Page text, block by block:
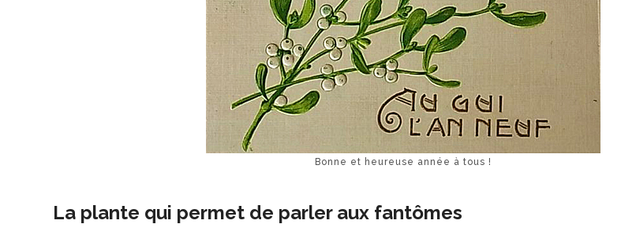
Bonne et heureuse année à tous !
La plante qui permet de parler aux fantômes